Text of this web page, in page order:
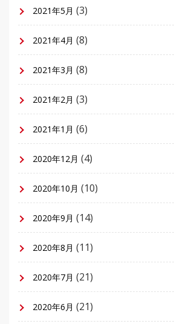
2021年5月 (3)
2021年4月 (8)
2021年3月 (8)
2021年2月 (3)
2021年1月 (6)
2020年12月 (4)
2020年10月 (10)
2020年9月 (14)
2020年8月 (11)
2020年7月 (21)
2020年6月 (21)